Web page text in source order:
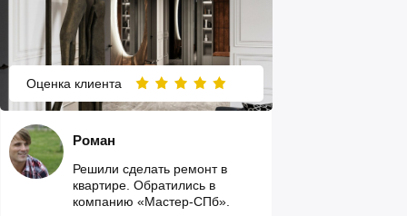
Оценка клиента
Решили сделать ремонт в
квартире. Обратились в
компанию «Мастер-СПб».
Роман